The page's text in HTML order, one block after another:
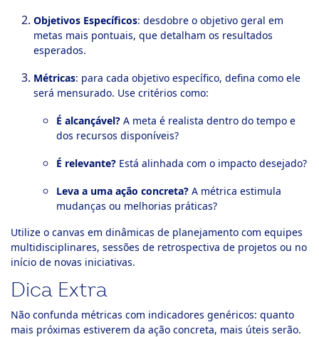
Objetivos Específicos: desdobre o objetivo geral em
metas mais pontuais, que detalham os resultados
esperados.
Métricas: para cada objetivo específico, defina como ele
será mensurado. Use critérios como:
É alcançável? A meta é realista dentro do tempo e
dos recursos disponíveis?
É relevante? Está alinhada com o impacto desejado?
Leva a uma ação concreta? A métrica estimula
mudanças ou melhorias práticas?
Utilize o canvas em dinâmicas de planejamento com equipes
multidisciplinares, sessões de retrospectiva de projetos ou no
início de novas iniciativas.
Dica Extra
Não confunda métricas com indicadores genéricos: quanto
mais próximas estiverem da ação concreta, mais úteis serão.